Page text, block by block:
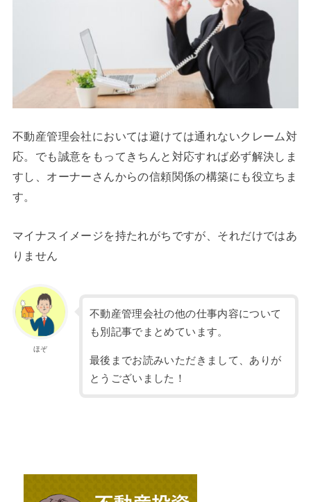
不動産管理会社においては避けては通れないクレーム対
応。でも誠意をもってきちんと対応すれば必ず解決しま
すし、オーナーさんからの信頼関係の構築にも役立ちま
す。
マイナスイメージを持たれがちですが、それだけではあ
りません
ほぞ
不動産管理会社の他の仕事内容について
も別記事でまとめています。
最後までお読みいただきまして、ありが
とうございました！